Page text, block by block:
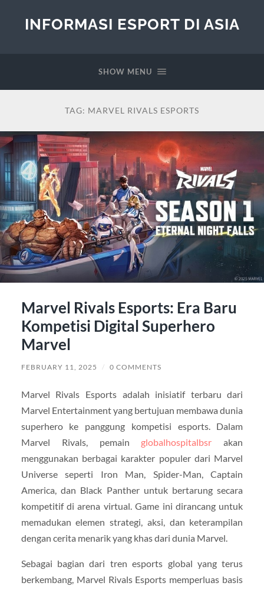
INFORMASI ESPORT DI ASIA
SHOW MENU
TAG: MARVEL RIVALS ESPORTS
Marvel Rivals Esports: Era Baru
Kompetisi Digital Superhero
Marvel
FEBRUARY 11, 2025 / 0 COMMENTS
Marvel Rivals Esports adalah inisiatif terbaru dari
Marvel Entertainment yang bertujuan membawa dunia
superhero ke panggung kompetisi esports. Dalam
Marvel Rivals, pemain globalhospitalbsr akan
menggunakan berbagai karakter populer dari Marvel
Universe seperti Iron Man, Spider-Man, Captain
America, dan Black Panther untuk bertarung secara
kompetitif di arena virtual. Game ini dirancang untuk
memadukan elemen strategi, aksi, dan keterampilan
dengan cerita menarik yang khas dari dunia Marvel.
Sebagai bagian dari tren esports global yang terus
berkembang, Marvel Rivals Esports memperluas basis